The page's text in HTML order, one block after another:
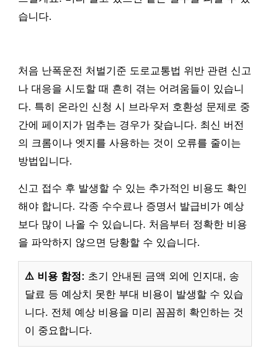
습니다.
처음 난폭운전 처벌기준 도로교통법 위반 관련 신고
나 대응을 시도할 때 흔히 겪는 어려움들이 있습니
다. 특히 온라인 신청 시 브라우저 호환성 문제로 중
간에 페이지가 멈추는 경우가 잦습니다. 최신 버전
의 크롬이나 엣지를 사용하는 것이 오류를 줄이는
방법입니다.
신고 접수 후 발생할 수 있는 추가적인 비용도 확인
해야 합니다. 각종 수수료나 증명서 발급비가 예상
보다 많이 나올 수 있습니다. 처음부터 정확한 비용
을 파악하지 않으면 당황할 수 있습니다.
⚠️ 비용 함정: 초기 안내된 금액 외에 인지대, 송
달료 등 예상치 못한 부대 비용이 발생할 수 있습
니다. 전체 예상 비용을 미리 꼼꼼히 확인하는 것
이 중요합니다.